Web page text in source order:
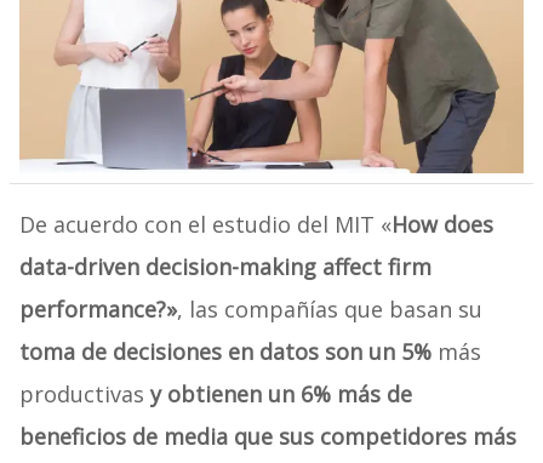
De acuerdo con el estudio del MIT «How does
data-driven decision-making affect firm
performance?», las compañías que basan su
toma de decisiones en datos son un 5% más
productivas y obtienen un 6% más de
beneficios de media que sus competidores más